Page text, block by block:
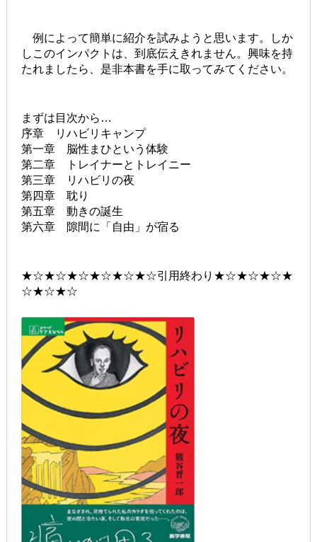
例によって簡単に紹介を試みようと思います。しか
しこのインパクトは、到底伝えきれません。興味を持
たれましたら、是非本書を手に取ってみてください。
まずは目次から…
序章 リハビリキャンプ
第一章 脳性まひという体験
第二章 トレイナーとトレイニー
第三章 リハビリの夜
第四章 耽り
第五章 動きの誕生
第六章 隙間に「自由」が宿る
★☆★☆★☆★☆★☆★☆引用終わり★☆★☆★☆★
☆★☆★☆